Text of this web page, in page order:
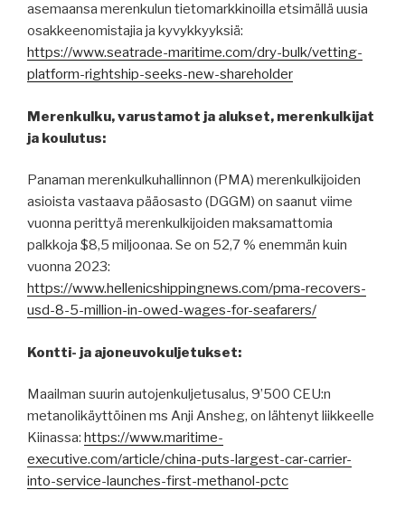
asemaansa merenkulun tietomarkkinoilla etsimällä uusia
osakkeenomistajia ja kyvykkyyksiä:
https://www.seatrade-maritime.com/dry-bulk/vetting-
platform-rightship-seeks-new-shareholder
Merenkulku, varustamot ja alukset, merenkulkijat
ja koulutus:
Panaman merenkulkuhallinnon (PMA) merenkulkijoiden
asioista vastaava pääosasto (DGGM) on saanut viime
vuonna perittyä merenkulkijoiden maksamattomia
palkkoja $8,5 miljoonaa. Se on 52,7 % enemmän kuin
vuonna 2023:
https://www.hellenicshippingnews.com/pma-recovers-
usd-8-5-million-in-owed-wages-for-seafarers/
Kontti- ja ajoneuvokuljetukset:
Maailman suurin autojenkuljetusalus, 9’500 CEU:n
metanolikäyttöinen ms Anji Ansheg, on lähtenyt liikkeelle
Kiinassa: https://www.maritime-
executive.com/article/china-puts-largest-car-carrier-
into-service-launches-first-methanol-pctc